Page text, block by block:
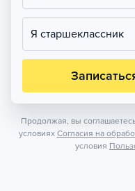
Я старшеклассник
Продолжая, вы
условиях Согласия на
условия